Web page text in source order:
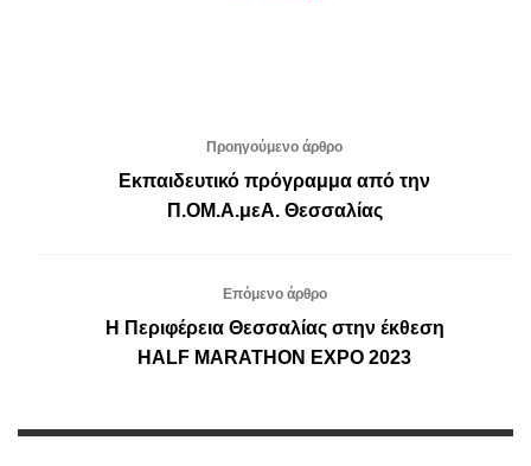
Προηγούμενο άρθρο
Εκπαιδευτικό πρόγραμμα από την
Π.ΟΜ.Α.μεΑ. Θεσσαλίας
Επόμενο άρθρο
Η Περιφέρεια Θεσσαλίας στην έκθεση
HALF MARATHON EXPO 2023